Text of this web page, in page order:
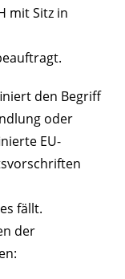
mit Sitz in
den Begriff
oder
EU-
fällt.
der